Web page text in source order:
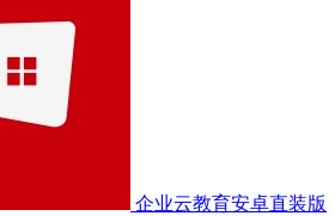
企业云教育安卓直装版